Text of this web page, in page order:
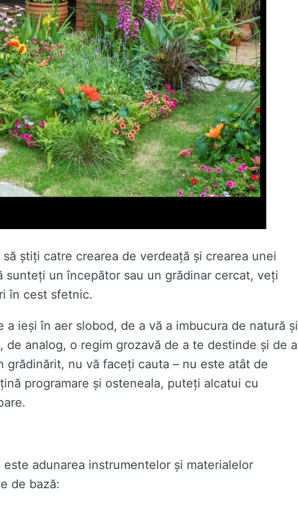
știți catre crearea de verdeață și crearea unei
un începător sau un grădinar cercat, veți
în cest sfetnic.
ieși în aer slobod, de a vă a imbucura de natură și
analog, o regim grozavă de a te destinde și de a
nu vă faceți cauta – nu este atât de
programare și osteneala, puteți alcatui cu
adunarea instrumentelor și materialelor
de bază: